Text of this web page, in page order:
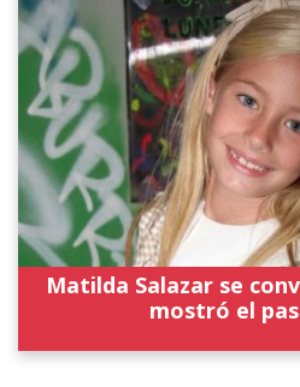
Matilda Salazar se
mostró el